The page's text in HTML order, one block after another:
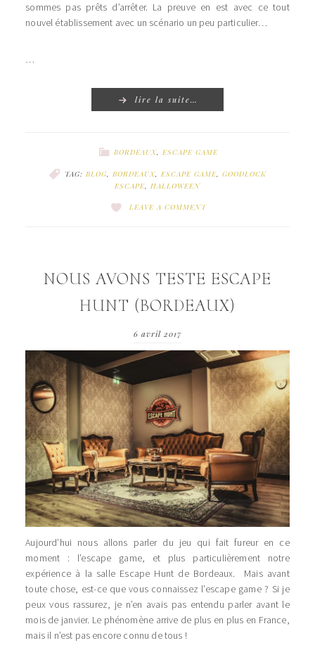
sommes pas prêts d’arrêter. La preuve en est avec ce tout
nouvel établissement avec un scénario un peu particulier…
…
lire la suite…
BORDEAUX, ESCAPE GAME
TAG: BLOG, BORDEAUX, ESCAPE GAME, GOODLOCK
ESCAPE, HALLOWEEN
LEAVE A COMMENT
NOUS AVONS TESTE ESCAPE
HUNT (BORDEAUX)
6 avril 2017
Aujourd’hui nous allons parler du jeu qui fait fureur en ce
moment : l’escape game, et plus particulièrement notre
expérience à la salle Escape Hunt de Bordeaux. Mais avant
toute chose, est-ce que vous connaissez l’escape game ? Si je
peux vous rassurez, je n’en avais pas entendu parler avant le
mois de janvier. Le phénomène arrive de plus en plus en France,
mais il n’est pas encore connu de tous !